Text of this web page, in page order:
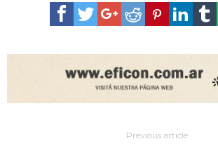
Previous article